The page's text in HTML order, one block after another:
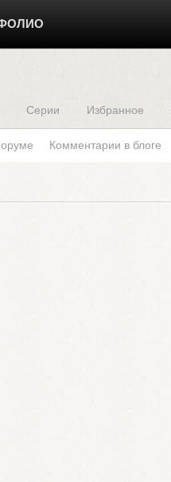
Серии Избранное
Комментарии в блоге